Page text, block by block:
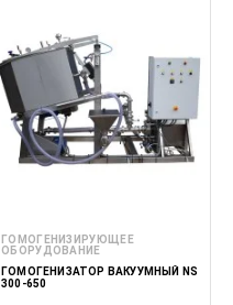
ГОМОГЕНИЗИРУЮЩЕЕ
ОБОРУДОВАНИЕ
ГОМОГЕНИЗАТОР ВАКУУМНЫЙ NS
300-650